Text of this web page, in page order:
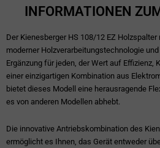
INFORMATIONEN
Der Kienesberger HS 108/12 EZ
moderner Holzverarbeitungstechnologie
Ergänzung für jeden, der Wert auf
einer einzigartigen Kombination aus
bietet dieses Modell eine herausragende
es von anderen Modellen abhebt.
Die innovative Antriebskombination des
ermöglicht es Ihnen, das Gerät entweder